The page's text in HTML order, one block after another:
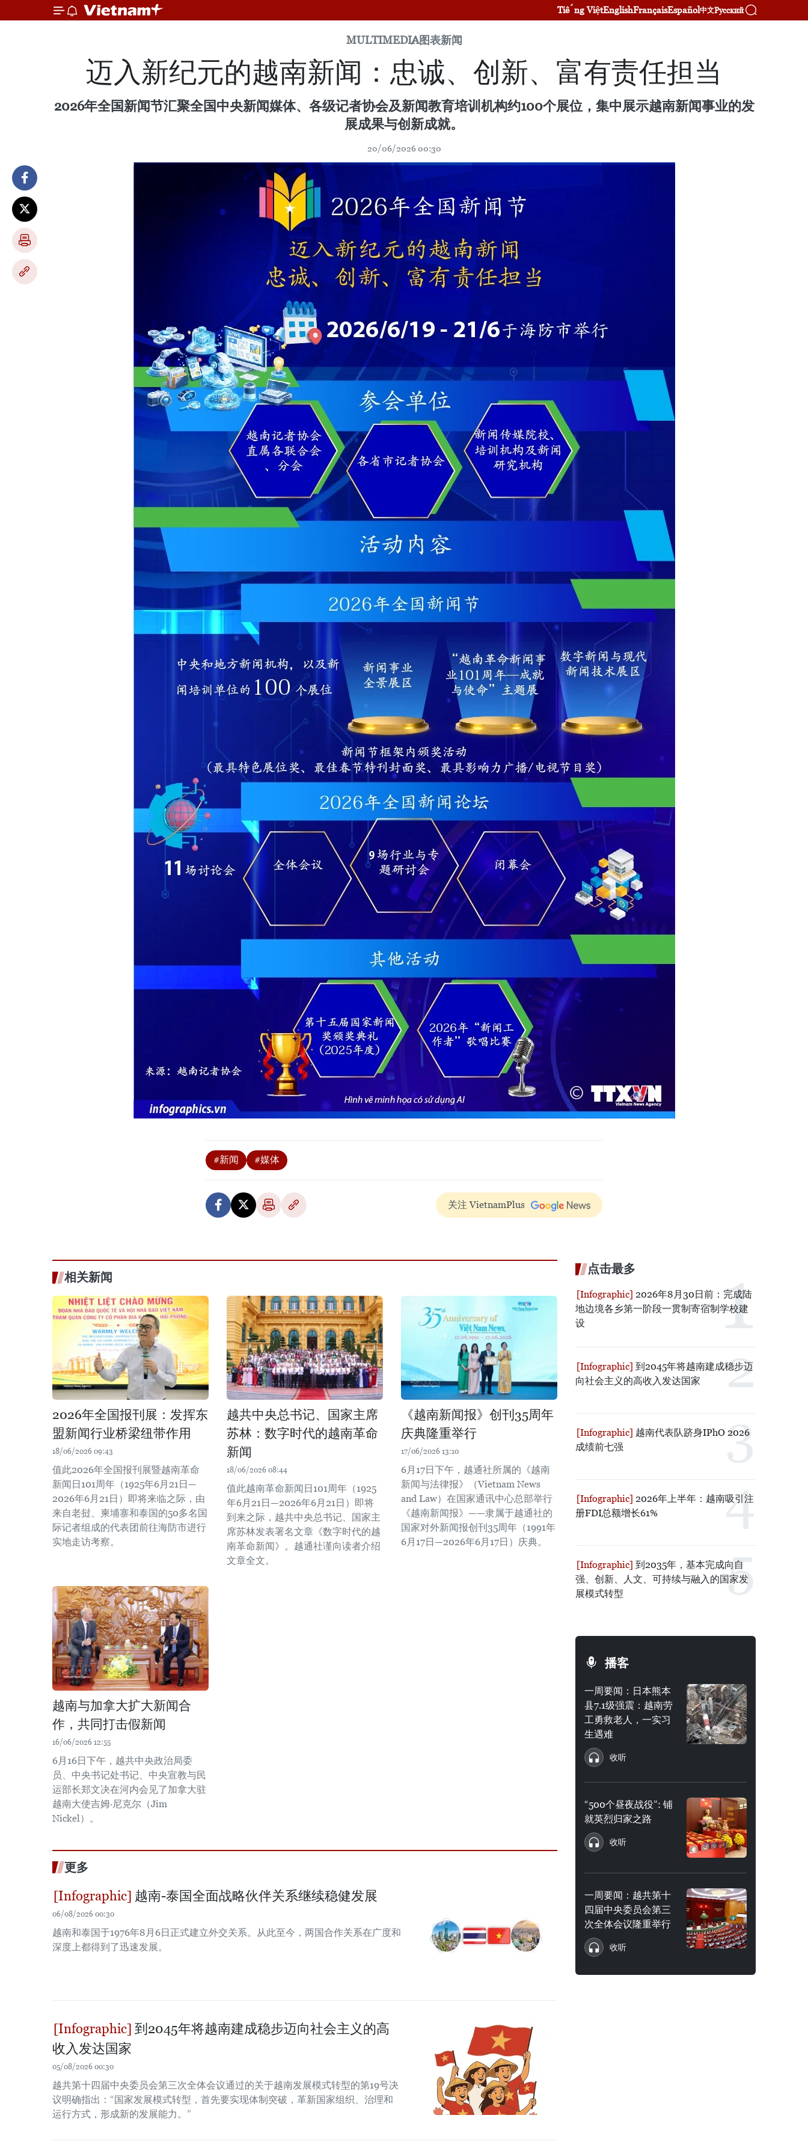
Tiếng ViệtEnglishFrançaisEspañol中文Русский
MULTIMEDIA图表新闻
迈入新纪元的越南新闻：忠诚、创新、富有责任担当
2026年全国新闻节汇聚全国中央新闻媒体、各级记者协会及新闻教育培训机构约100个展位，集中展示越南新闻事业的发
展成果与创新成就。
20/06/2026 00:30
#新闻 #媒体
关注 VietnamPlus
相关新闻
2026年全国报刊展：发挥东
盟新闻行业桥梁纽带作用
18/06/2026 09:43
值此2026年全国报刊展暨越南革命
新闻日101周年（1925年6月21日—
2026年6月21日）即将来临之际，由
来自老挝、柬埔寨和泰国的50多名国
际记者组成的代表团前往海防市进行
实地走访考察。
越共中央总书记、国家主席
苏林：数字时代的越南革命
新闻
18/06/2026 08:44
值此越南革命新闻日101周年（1925
年6月21日—2026年6月21日）即将
到来之际，越共中央总书记、国家主
席苏林发表署名文章《数字时代的越
南革命新闻》。越通社谨向读者介绍
文章全文。
《越南新闻报》创刊35周年
庆典隆重举行
17/06/2026 13:10
6月17日下午，越通社所属的《越南
新闻与法律报》（Vietnam News
and Law）在国家通讯中心总部举行
《越南新闻报》——隶属于越通社的
国家对外新闻报创刊35周年（1991年
6月17日—2026年6月17日）庆典。
越南与加拿大扩大新闻合
作，共同打击假新闻
16/06/2026 12:55
6月16日下午，越共中央政治局委
员、中央书记处书记、中央宣教与民
运部长郑文决在河内会见了加拿大驻
越南大使吉姆·尼克尔（Jim
Nickel）。
更多
越南-泰国全面战略伙伴关系继续稳健发展
06/08/2026 00:30
越南和泰国于1976年8月6日正式建立外交关系。从此至今，两国合作关系在广度和
深度上都得到了迅速发展。
到2045年将越南建成稳步迈向社会主义的高
收入发达国家
05/08/2026 00:30
越共第十四届中央委员会第三次全体会议通过的关于越南发展模式转型的第19号决
议明确指出：“国家发展模式转型，首先要实现体制突破，革新国家组织、治理和
运行方式，形成新的发展能力。”
点击最多
2026年8月30日前：完成陆
地边境各乡第一阶段一贯制寄宿制学校建
设
到2045年将越南建成稳步迈
向社会主义的高收入发达国家
越南代表队跻身IPhO 2026
成绩前七强
2026年上半年：越南吸引注
册FDI总额增长61%
到2035年，基本完成向自
强、创新、人文、可持续与融入的国家发
展模式转型
播客
一周要闻：日本熊本
县7.1级强震：越南劳
工勇救老人，一实习
生遇难
收听
“500个昼夜战役”: 铺
就英烈归家之路
收听
一周要闻：越共第十
四届中央委员会第三
次全体会议隆重举行
收听